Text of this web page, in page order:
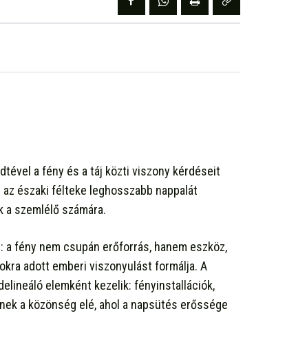
a fény és a táj közti viszony kérdéseit
északi félteke leghosszabb nappalát
a szemlélő számára.
fény nem csupán erőforrás, hanem eszköz,
adott emberi viszonyulást formálja. A
elemként kezelik: fényinstallációk,
a közönség elé, ahol a napsütés erőssége